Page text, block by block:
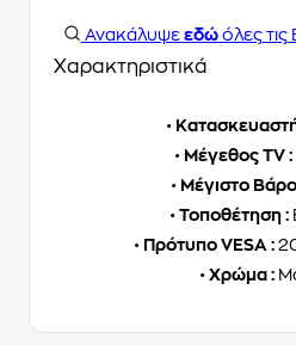
Ανακάλυψε εδώόλες τις
Χαρακτηριστικά
•
• Μέγεθος TV :
•Μέγιστο
• Τοποθέτηση :
• Πρότυπο VESA :
•Χρώμα :